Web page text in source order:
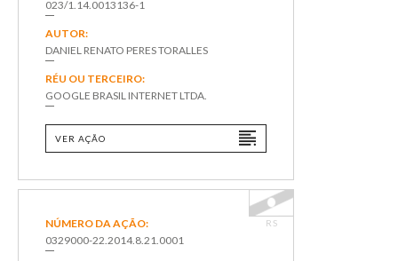
023/1.14.0013136-1
AUTOR:
DANIEL RENATO PERES TORALLES
RÉU OU TERCEIRO:
GOOGLE BRASIL INTERNET LTDA.
VER AÇÃO
RS
NÚMERO DA AÇÃO:
0329000-22.2014.8.21.0001